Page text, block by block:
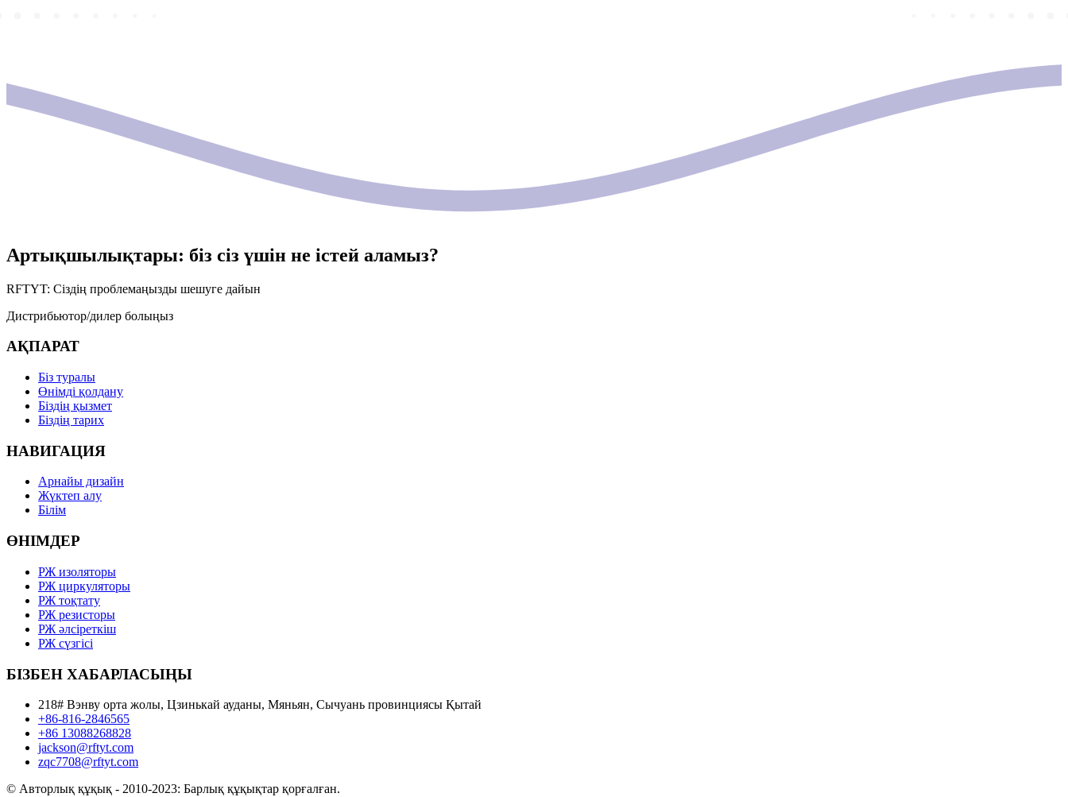
Артықшылықтары: біз сіз үшін не істей аламыз?
RFTYT: Сіздің проблемаңызды шешуге дайын
Дистрибьютор/дилер болыңыз
АҚПАРАТ
Біз туралы
Өнімді қолдану
Біздің қызмет
Біздің тарих
НАВИГАЦИЯ
Арнайы дизайн
Жүктеп алу
Білім
ӨНІМДЕР
РЖ изоляторы
РЖ циркуляторы
РЖ тоқтату
РЖ резисторы
РЖ әлсіреткіш
РЖ сүзгісі
БІЗБЕН ХАБАРЛАСЫҢЫ
218# Вэнву орта жолы, Цзинькай ауданы, Мяньян, Сычуань провинциясы Қытай
+86-816-2846565
+86 13088268828
jackson@rftyt.com
zqc7708@rftyt.com
© Авторлық құқық - 2010-2023: Барлық құқықтар қорғалған.